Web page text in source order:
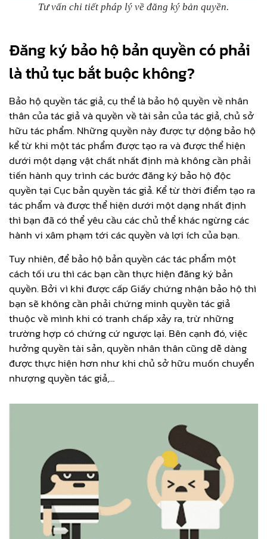
Tư vấn chi tiết pháp lý về đăng ký bản quyền.
Đăng ký bảo hộ bản quyền có phải
là thủ tục bắt buộc không?
Bảo hộ quyền tác giả, cụ thể là bảo hộ quyền về nhân
thân của tác giả và quyền về tài sản của tác giả, chủ sở
hữu tác phẩm. Những quyền này được tự dộng bảo hộ
kể từ khi một tác phẩm được tạo ra và được thể hiện
dưới một dạng vật chất nhất định mà không cần phải
tiến hành quy trình các bước đăng ký bảo hộ độc
quyền tại Cục bản quyền tác giả. Kể từ thời điểm tạo ra
tác phẩm và được thể hiện dưới một dạng nhất định
thì bạn đã có thể yêu cầu các chủ thể khác ngừng các
hành vi xâm phạm tới các quyền và lợi ích của bạn.
Tuy nhiên, để bảo hộ bản quyền các tác phẩm một
cách tối ưu thì các bạn cần thực hiện đăng ký bản
quyền. Bởi vì khi được cấp Giấy chứng nhận bảo hộ thì
bạn sẽ không cần phải chứng minh quyền tác giả
thuộc về mình khi có tranh chấp xảy ra, trừ những
trường hợp có chứng cứ ngược lại. Bên cạnh đó, việc
hưởng quyền tài sản, quyền nhân thân cũng dễ dàng
được thực hiện hơn như khi chủ sở hữu muốn chuyển
nhượng quyền tác giả,…